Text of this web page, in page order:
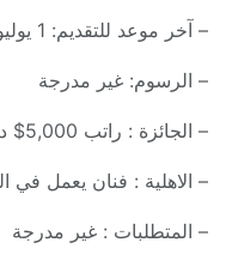
– آخر موعد للتقديم: 1 يوليو 2020
– الرسوم: غير مدرجة
– الجائزة : راتب 5,000$ دولار واقامة شهر واحد.
– الاهلية : فنان يعمل في
– المتطلبات : غير مدرجة